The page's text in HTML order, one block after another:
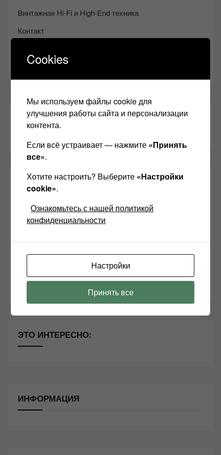
Винтажная Hi-Fi и High-End техника
Контакт
Youtube
ТАКЖЕ ЧИТАЕМ:
СВЕЖИЕ ЗАПИСИ
Чем дороже аудиотехника, тем лучше звучит?
Почему виниловые пластинки звучат так хорошо?
Виниловые пластинки звучат хорошо !?
ЭТО ИНТЕРЕСНО:
ИНФОРМАЦИЯ
Cookies
Мы используем файлы cookie для
улучшения работы сайта и персонализации
контента.
Если всё устраивает — нажмите «Принять
все».
Хотите настроить? Выберите «Настройки
cookie».
Ознакомьтесь с нашей политикой
конфиденциальности
Настройки
Принять все